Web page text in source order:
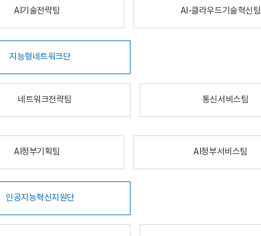
AI기술전략팀 AI-클라우드기술혁신팀
지능형네트워크단
네트워크전략팀 통신서비스팀
AI정부기획팀 AI정부서비스팀
인공지능혁신지원단